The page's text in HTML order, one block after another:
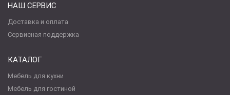
НАШ СЕРВИС
Доставка и оплата
Сервисная поддержка
КАТАЛОГ
Мебель для кухни
Мебель для гостиной